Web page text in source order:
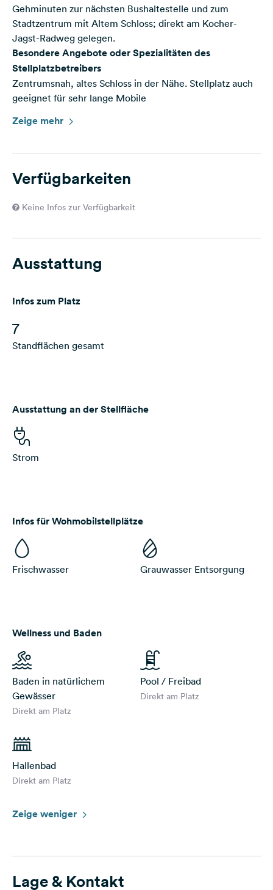
Gehminuten zur nächsten Bushaltestelle und zum
Stadtzentrum mit Altem Schloss; direkt am Kocher-
Jagst-Radweg gelegen.
Besondere Angebote oder Spezialitäten des
Stellplatzbetreibers
Zentrumsnah, altes Schloss in der Nähe. Stellplatz auch
geeignet für sehr lange Mobile
Zeige mehr
Verfügbarkeiten
Keine Infos zur Verfügbarkeit
Ausstattung
Infos zum Platz
7
Standflächen gesamt
Ausstattung an der Stellfläche
Strom
Infos für Wohmobilstellplätze
Frischwasser Grauwasser Entsorgung
Wellness und Baden
Baden in natürlichem
Gewässer
Direkt am Platz
Pool / Freibad
Direkt am Platz
Hallenbad
Direkt am Platz
Zeige weniger
Lage & Kontakt